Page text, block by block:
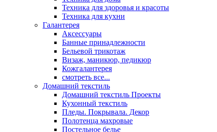
Техника для здоровья и красоты
Техника для кухни
Галантерея
Аксессуары
Банные принадлежности
Бельевой трикотаж
Визаж, маникюр, педикюр
Кожгалантерея
смотреть все...
Домашний текстиль
Домашний текстиль Проекты
Кухонный текстиль
Пледы. Покрывала. Декор
Полотенца махровые
Постельное белье